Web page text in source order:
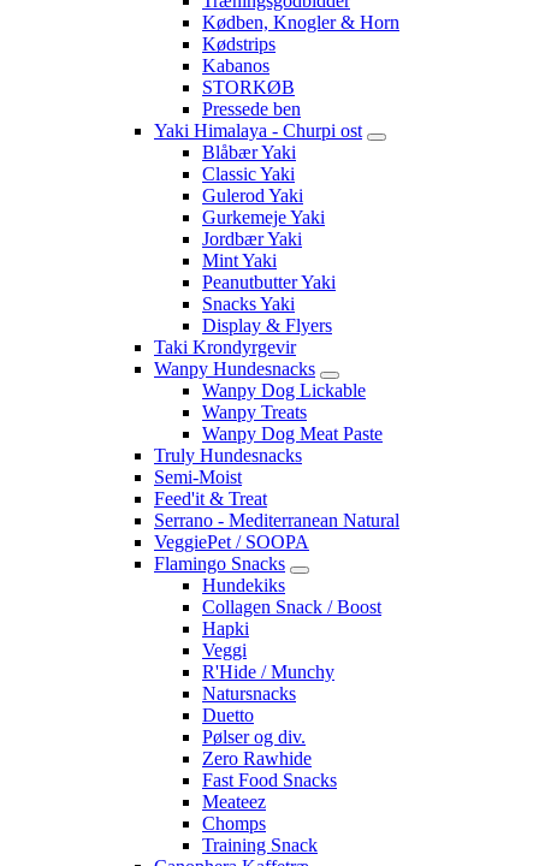
Kødben, Knogler & Horn
Kødstrips
Kabanos
STORKØB
Pressede ben
Yaki Himalaya - Churpi ost
Blåbær Yaki
Classic Yaki
Gulerod Yaki
Gurkemeje Yaki
Jordbær Yaki
Mint Yaki
Peanutbutter Yaki
Snacks Yaki
Display & Flyers
Taki Krondyrgevir
Wanpy Hundesnacks
Wanpy Dog Lickable
Wanpy Treats
Wanpy Dog Meat Paste
Truly Hundesnacks
Semi-Moist
Feed'it & Treat
Serrano - Mediterranean Natural
VeggiePet / SOOPA
Flamingo Snacks
Hundekiks
Collagen Snack / Boost
Hapki
Veggi
R'Hide / Munchy
Natursnacks
Duetto
Pølser og div.
Zero Rawhide
Fast Food Snacks
Meateez
Chomps
Training Snack